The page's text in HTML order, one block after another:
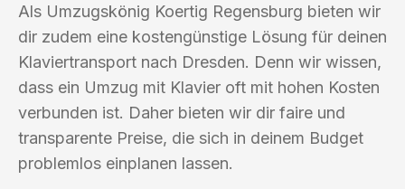
Als Umzugskönig Koertig Regensburg bieten wir
dir zudem eine kostengünstige Lösung für deinen
Klaviertransport nach Dresden. Denn wir wissen,
dass ein Umzug mit Klavier oft mit hohen Kosten
verbunden ist. Daher bieten wir dir faire und
transparente Preise, die sich in deinem Budget
problemlos einplanen lassen.